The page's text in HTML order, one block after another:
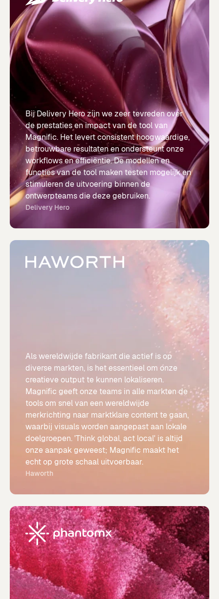
Bij Delivery Hero zijn we zeer tevreden over
de prestaties en impact van de tool van
Magnific. Het levert consistent hoogwaardige,
betrouwbare resultaten en ondersteunt onze
workflows en efficiëntie. De modellen en
functies van de tool maken testen mogelijk en
stimuleren de uitvoering binnen de
ontwerpteams die deze gebruiken.
Delivery Hero
Als wereldwijde fabrikant die actief is op
diverse markten, is het essentieel om onze
creatieve output te kunnen lokaliseren.
Magnific geeft onze teams in alle markten de
tools om snel van een wereldwijde
merkrichting naar marktklare content te gaan,
waarbij visuals worden aangepast aan lokale
doelgroepen. 'Think global, act local' is altijd
onze aanpak geweest; Magnific maakt het
echt op grote schaal uitvoerbaar.
Haworth